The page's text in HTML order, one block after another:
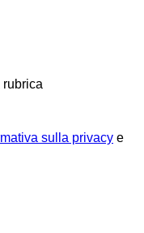
rubrica
sulla privacy e